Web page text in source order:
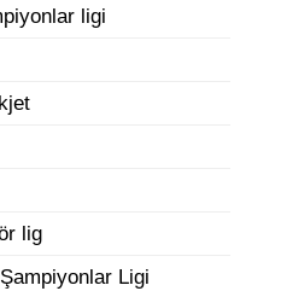
ligi
lig
Ligi